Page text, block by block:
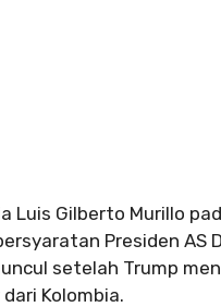
Luis Gilberto Murillo
Presiden AS
setelah Trump
Kolombia.